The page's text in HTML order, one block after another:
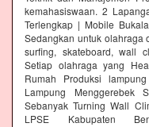
kemahasiswaan. 2
Terlengkap | Mobile
Sedangkan untuk olahraga
surfing, skateboard, wall
Setiap olahraga yang
Rumah Produksi
Lampung Menggerebek
Sebanyak Turning Wall
LPSE Kabupaten